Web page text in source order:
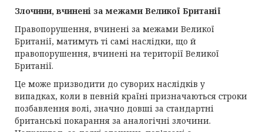
Злочини, вчинені за межами Великої Британії
Правопорушення, вчинені за межами Великої
Британії, матимуть ті самі наслідки, що й
правопорушення, вчинені на території Великої
Британії.
Це може призводити до суворих наслідків у
випадках, коли в певній країні призначаються строки
позбавлення волі, значно довші за стандартні
британські покарання за аналогічні злочини.